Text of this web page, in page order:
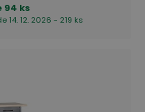
94 ks
14. 12. 2026 - 219 ks